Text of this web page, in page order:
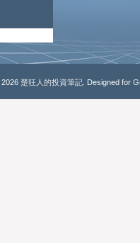
2026 楚狂人的投資筆記. Designed for